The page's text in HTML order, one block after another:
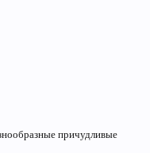
причудливые